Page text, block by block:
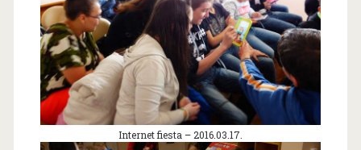
Internet fiesta – 2016.03.17.